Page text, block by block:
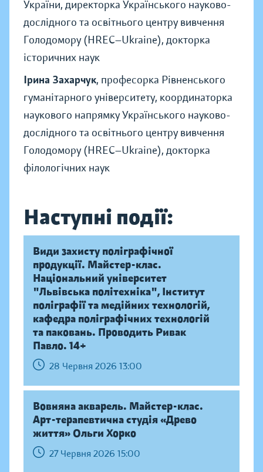
України, директорка Українського науково-
дослідного та освітнього центру вивчення
Голодомору (HREC—Ukraine), докторка
історичних наук
Ірина Захарчук, професорка Рівненського
гуманітарного університету, координаторка
наукового напрямку Українського науково-
дослідного та освітнього центру вивчення
Голодомору (HREC—Ukraine), докторка
філологічних наук
Наступні події:
Види захисту поліграфічної
продукції. Майстер-клас.
Національний університет
"Львівська політехніка", Інститут
поліграфії та медійних технологій,
кафедра поліграфічних технологій
та паковань. Проводить Ривак
Павло. 14+
28 Червня 2026 13:00
Вовняна акварель. Майстер-клас.
Арт-терапевтична студія «Древо
життя» Ольги Хорко
27 Червня 2026 15:00